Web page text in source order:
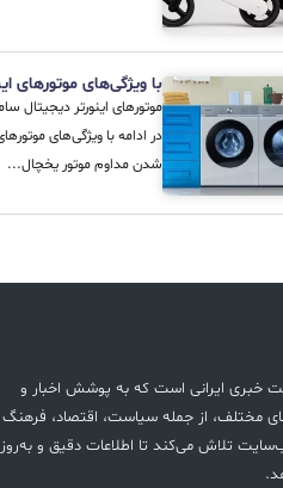
با ویژگی‌های موتورهای
موتورهای اینورتر
در ادامه با ویژگی‌های
شدن مداوم موتور یخچال...
خبری ایرانی است که به پوشش اخبار و
مختلف، از جمله سیاست، اقتصاد، فرهنگ
تلاش می‌کند تا اطلاعات دقیق و به‌روز